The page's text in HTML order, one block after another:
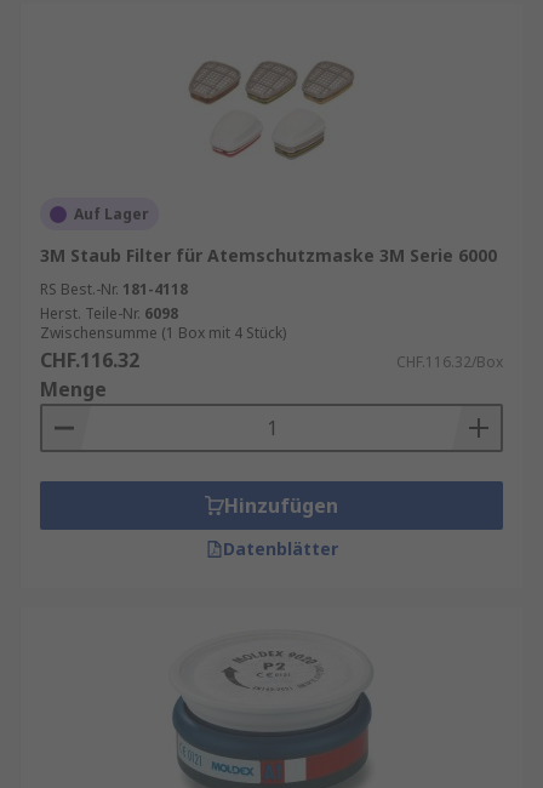
Auf Lager
3M Staub Filter für Atemschutzmaske 3M Serie 6000
RS Best.-Nr. 181-4118
Herst. Teile-Nr. 6098
Zwischensumme (1 Box mit 4 Stück)
CHF.116.32 CHF.116.32/Box
Menge
Hinzufügen
Datenblätter